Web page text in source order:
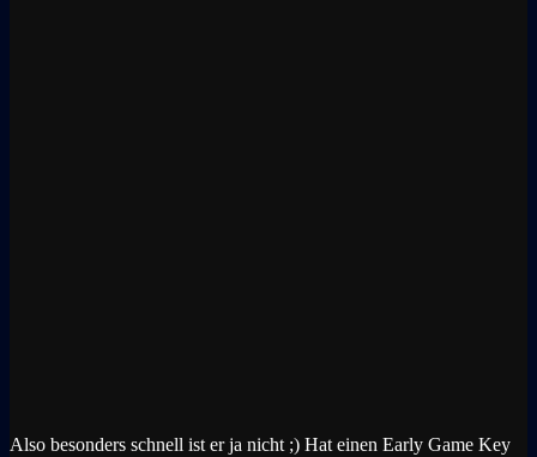
Also besonders schnell ist er ja nicht ;) Hat einen Early Game Key